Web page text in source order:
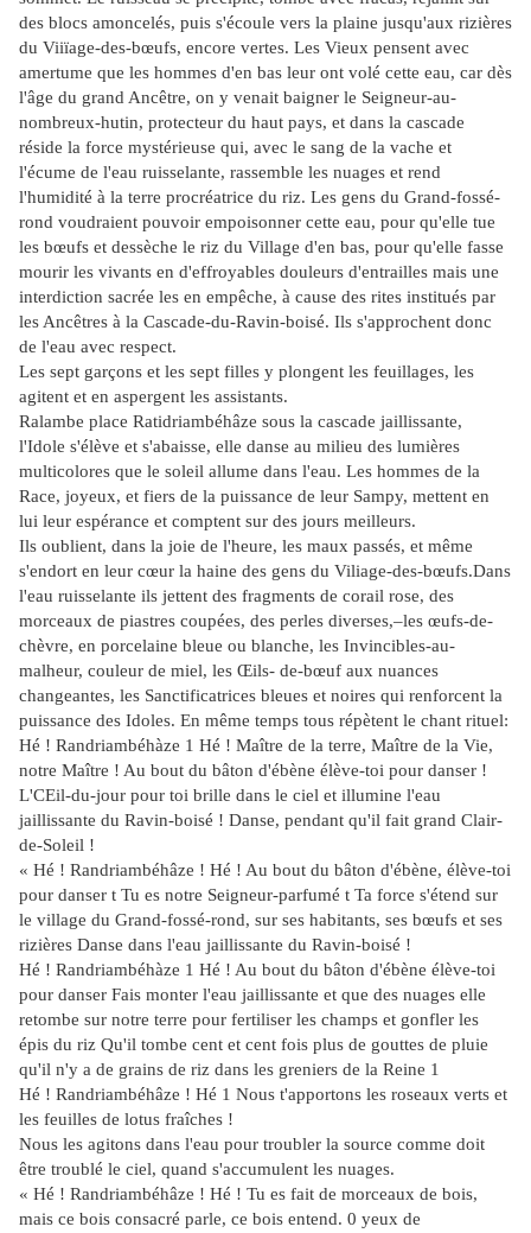
des blocs amoncelés, puis s'écoule vers la plaine jusqu'aux rizières
du Viiïage-des-bœufs, encore vertes. Les Vieux pensent avec
amertume que les hommes d'en bas leur ont volé cette eau, car dès
l'âge du grand Ancêtre, on y venait baigner le Seigneur-au-
nombreux-hutin, protecteur du haut pays, et dans la cascade
réside la force mystérieuse qui, avec le sang de la vache et
l'écume de l'eau ruisselante, rassemble les nuages et rend
l'humidité à la terre procréatrice du riz. Les gens du Grand-fossé-
rond voudraient pouvoir empoisonner cette eau, pour qu'elle tue
les bœufs et dessèche le riz du Village d'en bas, pour qu'elle fasse
mourir les vivants en d'effroyables douleurs d'entrailles mais une
interdiction sacrée les en empêche, à cause des rites institués par
les Ancêtres à la Cascade-du-Ravin-boisé. Ils s'approchent donc
de l'eau avec respect.
Les sept garçons et les sept filles y plongent les feuillages, les
agitent et en aspergent les assistants.
Ralambe place Ratidriambéhâze sous la cascade jaillissante,
l'Idole s'élève et s'abaisse, elle danse au milieu des lumières
multicolores que le soleil allume dans l'eau. Les hommes de la
Race, joyeux, et fiers de la puissance de leur Sampy, mettent en
lui leur espérance et comptent sur des jours meilleurs.
Ils oublient, dans la joie de l'heure, les maux passés, et même
s'endort en leur cœur la haine des gens du Viliage-des-bœufs.Dans
l'eau ruisselante ils jettent des fragments de corail rose, des
morceaux de piastres coupées, des perles diverses,–les œufs-de-
chèvre, en porcelaine bleue ou blanche, les Invincibles-au-
malheur, couleur de miel, les Œils- de-bœuf aux nuances
changeantes, les Sanctificatrices bleues et noires qui renforcent la
puissance des Idoles. En même temps tous répètent le chant rituel:
Hé ! Randriambéhàze 1 Hé ! Maître de la terre, Maître de la Vie,
notre Maître ! Au bout du bâton d'ébène élève-toi pour danser !
L'CEil-du-jour pour toi brille dans le ciel et illumine l'eau
jaillissante du Ravin-boisé ! Danse, pendant qu'il fait grand Clair-
de-Soleil !
« Hé ! Randriambéhâze ! Hé ! Au bout du bâton d'ébène, élève-toi
pour danser t Tu es notre Seigneur-parfumé t Ta force s'étend sur
le village du Grand-fossé-rond, sur ses habitants, ses bœufs et ses
rizières Danse dans l'eau jaillissante du Ravin-boisé !
Hé ! Randriambéhàze 1 Hé ! Au bout du bâton d'ébène élève-toi
pour danser Fais monter l'eau jaillissante et que des nuages elle
retombe sur notre terre pour fertiliser les champs et gonfler les
épis du riz Qu'il tombe cent et cent fois plus de gouttes de pluie
qu'il n'y a de grains de riz dans les greniers de la Reine 1
Hé ! Randriambéhâze ! Hé 1 Nous t'apportons les roseaux verts et
les feuilles de lotus fraîches !
Nous les agitons dans l'eau pour troubler la source comme doit
être troublé le ciel, quand s'accumulent les nuages.
« Hé ! Randriambéhâze ! Hé ! Tu es fait de morceaux de bois,
mais ce bois consacré parle, ce bois entend. 0 yeux de